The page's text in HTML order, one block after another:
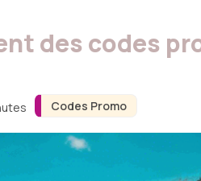
Codes Promo
des codes